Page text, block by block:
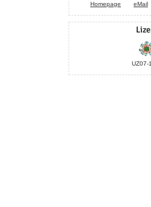
Homepage eMail
UZ07-